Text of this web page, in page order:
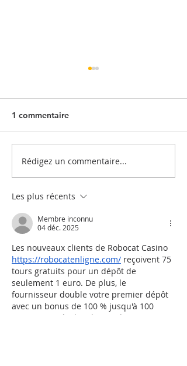
Quand l'entrepôt se
vide...
1 commentaire
Rédigez un commentaire...
Les plus récents
Membre inconnu
04 déc. 2025
Les nouveaux clients de Robocat Casino
https://robocatenligne.com/ reçoivent 75
tours gratuits pour un dépôt de
seulement 1 euro. De plus, le
fournisseur double votre premier dépôt
avec un bonus de 100 % jusqu'à 100
euros. Jouez à plus de 800 des